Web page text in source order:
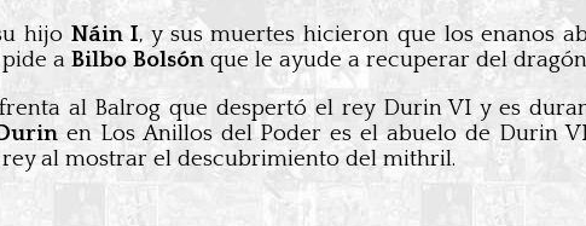
hijo Náin I, y sus muertes hicieron que los enanos
pide a Bilbo Bolsón que le ayude a recuperar del dragón
al Balrog que despertó el rey Durin VI y es
en Los Anillos del Poder es el abuelo de Durin
al mostrar el descubrimiento del mithril.